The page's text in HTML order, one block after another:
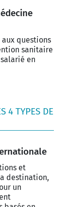
questions
sanitaire
en
4 TYPES DE
et
destination,
un